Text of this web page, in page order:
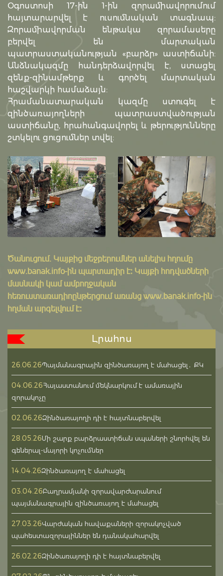
Oգոստոսի 17-ին 1-ին զորամիավորումում
հայտարարվել է ուսումնական տագնապ:
Զորամիավորման ենթակա զորամասերը
բերվել են մարտական
պատրաստականության «բարձր» աստիճանի:
Անձնակազմը հանդերձավորվել է, ստացել
զենք-զինամթերք և գործել մարտական
հաշվարկի համաձայն:
Հրամանատարական կազմը ստուգել է
զինծառայողների պատրաստվածության
աստիճանը, հրահանգավորել և թերությունները
շտկելու ցուցումներ տվել:
Ծանուցում․ Կայքից մեջբերումներ անելիս հղումը
www.banak.info-ին պարտադիր է: Կայքի հոդվածների
մասնակի կամ ամբողջական
հեռուստառադիոընթերցում առանց www.banak.info-ին
հղման արգելվում է:
Լրահոս
26.06.26Պայմանագրային զինծառայող է մահացել․ ՔԿ
04.06.26Հայաստանում մեկնարկում է ամառային
զորակոչը
02.06.26Զինծառայողի դի է հայտնաբերվել
28.05.26Մի շարք բարձրաստիճան սպաների շնորհվել են
գեներալ-մայորի կոչումներ
14.04.26Զինծառայող է մահացել
03.04.26Բաղրամյանի զորավարժարանում
պայմանագրային զինծառայող է մահացել
27.03.26Վարժական հավաքաների զորակոչված
պահեստազորայիններ են դանակահարվել
26.02.26Զինծառայողի դի է հայտնաբերվել